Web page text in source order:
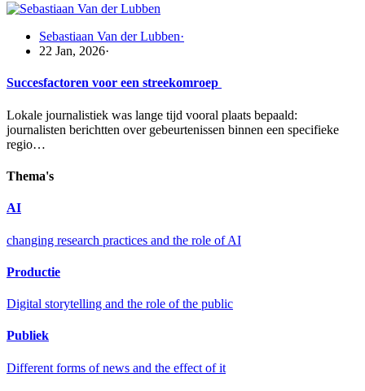
Sebastiaan Van der Lubben·
22 Jan, 2026·
Succesfactoren voor een streekomroep
Lokale journalistiek was lange tijd vooral plaats bepaald:
journalisten berichtten over gebeurtenissen binnen een specifieke
regio…
Thema's
AI
changing research practices and the role of AI
Productie
Digital storytelling and the role of the public
Publiek
Different forms of news and the effect of it